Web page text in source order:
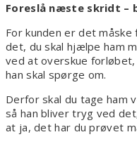
Foreslå næste skridt –
For kunden er det
det, du skal hjælpe ham
ved at overskue forløbet,
han skal spørge om.
Derfor skal du tage ham
så han bliver tryg ved
at ja, det har du prøvet